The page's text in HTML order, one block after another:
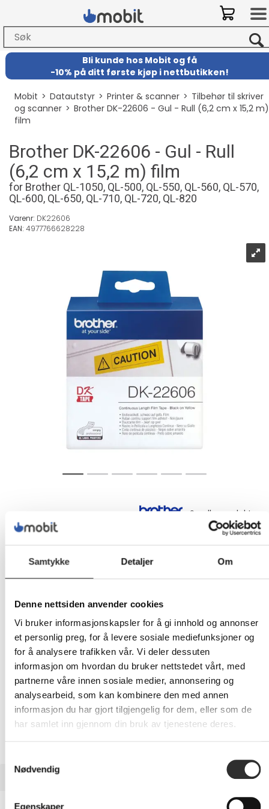
Samtykke Detaljer Om
Denne nettsiden anvender cookies
Vi bruker informasjonskapsler for å gi innhold og annonser
et personlig preg, for å levere sosiale mediefunksjoner og
for å analysere trafikken vår. Vi deler dessuten
informasjon om hvordan du bruker nettstedet vårt, med
partnerne våre innen sosiale medier, annonsering og
analysearbeid, som kan kombinere den med annen
informasjon du har gjort tilgjengelig for dem, eller som de
har samlet inn gjennom din bruk av tjenestene deres.
Nødvendig
Egenskaper
Bli kunde hos Mobit og få
-10% på ditt første kjøp i nettbutikken!
Mobit>Datautstyr>Printer & scanner>Tilbehør til skriver
og scanner>Brother DK-22606 - Gul - Rull (6,2 cm x 15,2 m)
film
Brother DK-22606 - Gul - Rull
(6,2 cm x 15,2 m) film
for Brother QL-1050, QL-500, QL-550, QL-560, QL-570,
QL-600, QL-650, QL-710, QL-720, QL-820
Varenr: DK22606
EAN: 4977766628228
739,-
- +
LEGG I HANDLEVOGN
Nettlager: 18
BESKRIVELSE
Brother DK-22606 - Gul - Rull (6,2 cm x